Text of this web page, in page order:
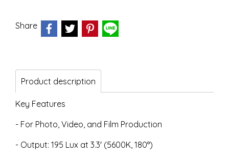
Share
Product description
Key Features
- For Photo, Video, and Film Production
- Output: 195 Lux at 3.3' (5600K, 180°)